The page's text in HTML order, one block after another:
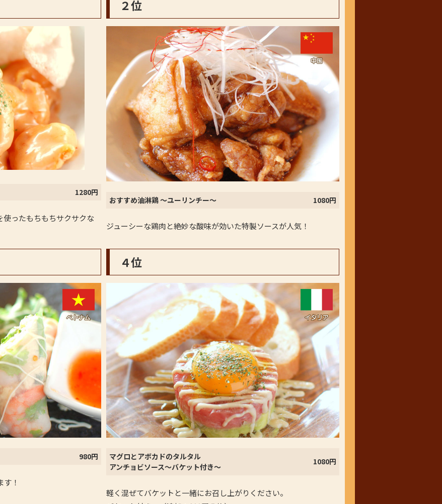
1280円
使ったもちもちサクサクな
２位
おすすめ油淋鶏 ～ユーリンチー～ 1080円
ジューシーな鶏肉と絶妙な酸味が効いた特製ソースが人気！
980円
！
４位
マグロとアボカドのタルタル
アンチョビソース～バケット付き～
1080円
軽く混ぜてバケットと一緒にお召し上がりください。